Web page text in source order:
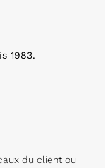
1983.
du client ou